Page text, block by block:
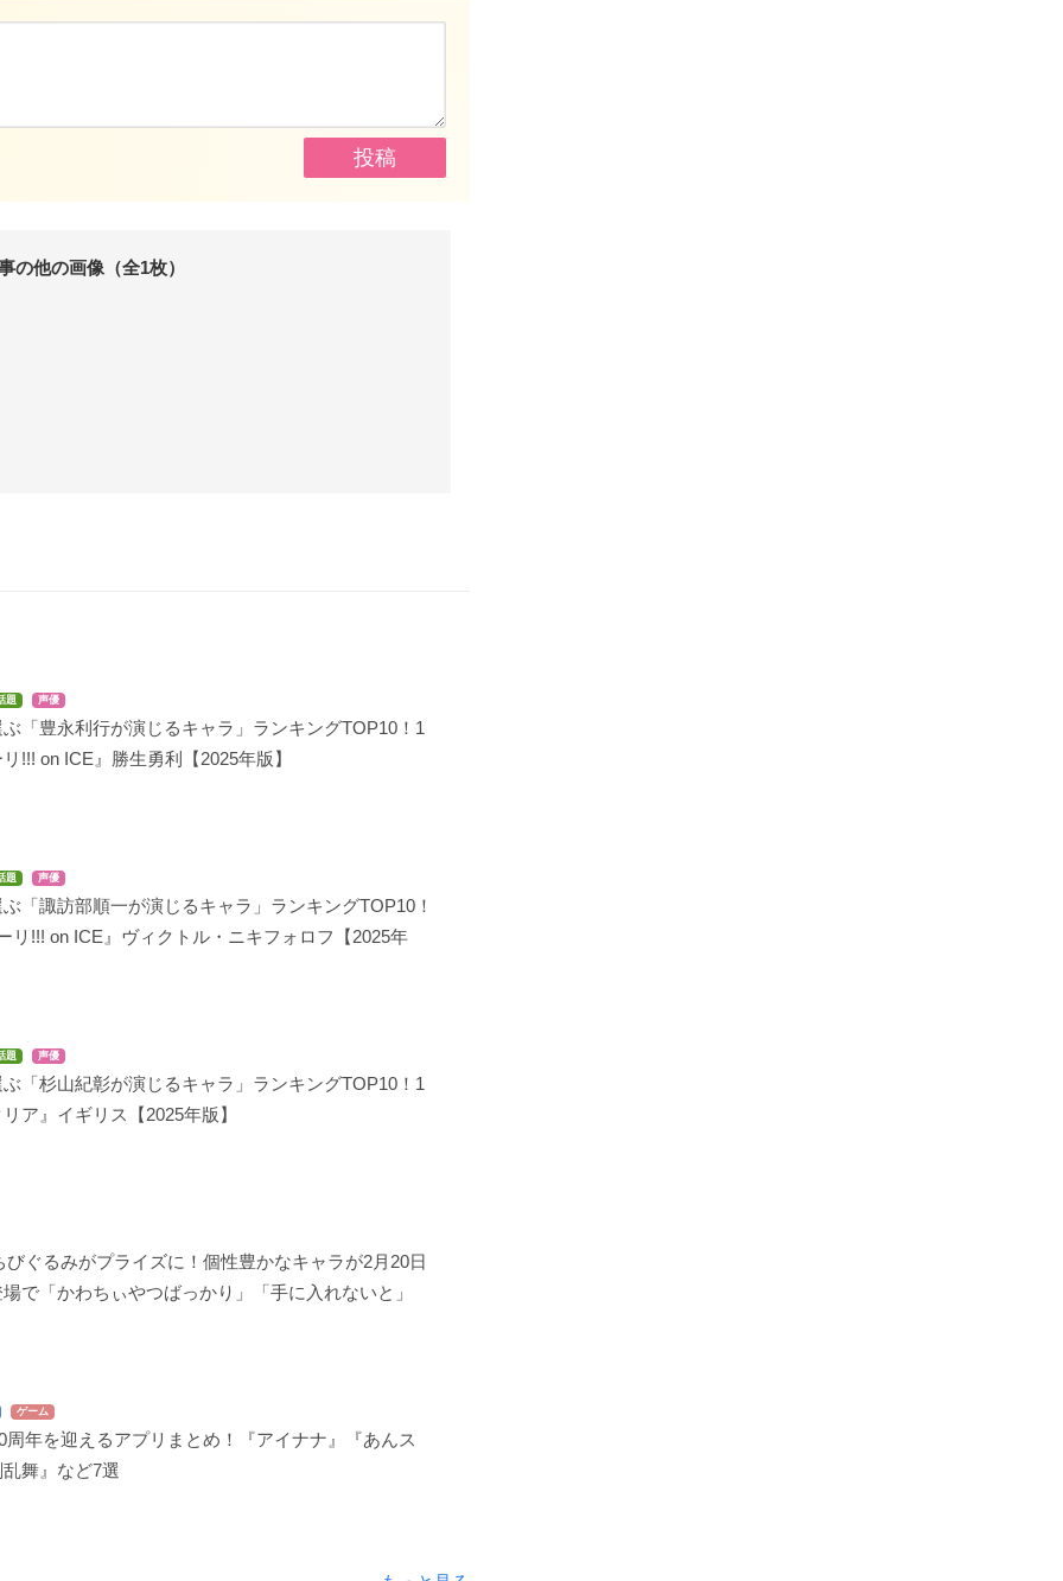
の他の画像（全1枚）
題 声優
「豊永利行が演じるキャラ」ランキングTOP10！1
!!! on ICE』勝生勇利【2025年版】
題 声優
「諏訪部順一が演じるキャラ」ランキングTOP10！
リ!!! on ICE』ヴィクトル・ニキフォロフ【2025年
題 声優
「杉山紀彰が演じるキャラ」ランキングTOP10！1
ア』イギリス【2025年版】
びぐるみがプライズに！個性豊かなキャラが2月20日
で「かわちぃやつばっかり」「手に入れないと」
ゲーム
周年を迎えるアプリまとめ！『アイナナ』『あんス
舞』など7選